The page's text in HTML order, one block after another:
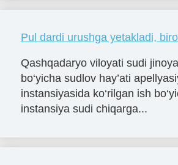
Pul dardi urushga yetakladi,
Qashqadaryo viloyati sudi
bo‘yicha sudlov hay’ati
instansiyasida ko‘rilgan ish
instansiya sudi chiqarga...